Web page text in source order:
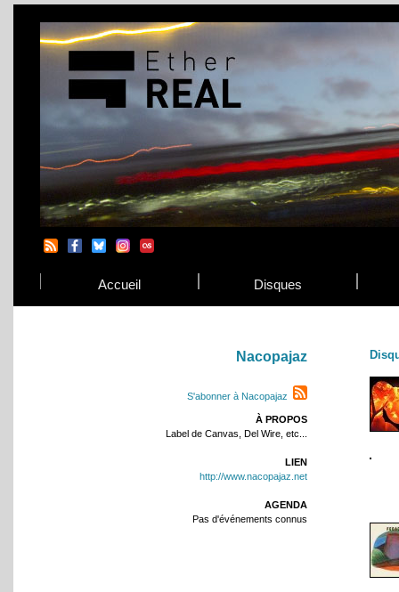
Accueil Disques
Nacopajaz
S'abonner à Nacopajaz
À PROPOS
Label de Canvas, Del Wire, etc...
LIEN
http://www.nacopajaz.net
AGENDA
Pas d'événements connus